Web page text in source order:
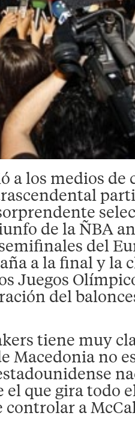
a los medios
de la ÑBA
del
a la final y la
Juegos
del
tiene muy
Macedonia no
el que gira todo
a